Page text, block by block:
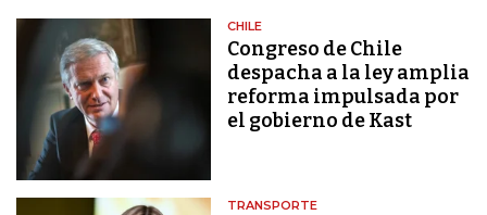
CHILE
Congreso de Chile
despacha a la ley amplia
reforma impulsada por
el gobierno de Kast
TRANSPORTE